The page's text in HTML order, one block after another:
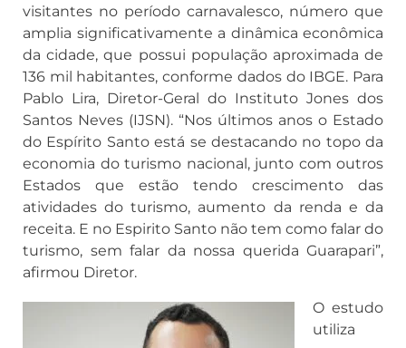
visitantes no período carnavalesco, número que
amplia significativamente a dinâmica econômica
da cidade, que possui população aproximada de
136 mil habitantes, conforme dados do IBGE. Para
Pablo Lira, Diretor-Geral do Instituto Jones dos
Santos Neves (IJSN). “Nos últimos anos o Estado
do Espírito Santo está se destacando no topo da
economia do turismo nacional, junto com outros
Estados que estão tendo crescimento das
atividades do turismo, aumento da renda e da
receita. E no Espirito Santo não tem como falar do
turismo, sem falar da nossa querida Guarapari”,
afirmou Diretor.
O estudo
utiliza